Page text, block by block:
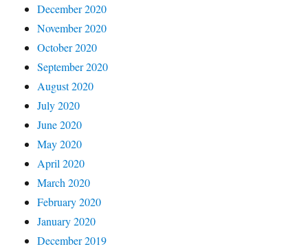
December 2020
November 2020
October 2020
September 2020
August 2020
July 2020
June 2020
May 2020
April 2020
March 2020
February 2020
January 2020
December 2019